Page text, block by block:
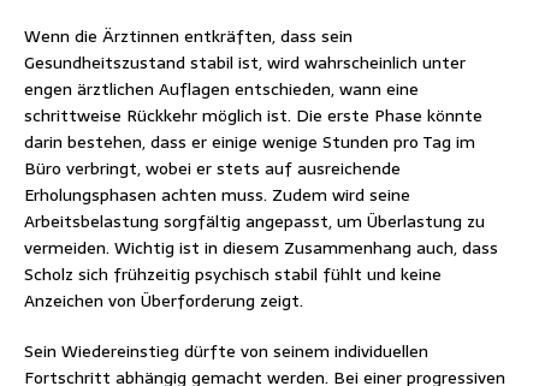
Wenn die Ärztinnen entkräften, dass sein
Gesundheitszustand stabil ist, wird wahrscheinlich unter
engen ärztlichen Auflagen entschieden, wann eine
schrittweise Rückkehr möglich ist. Die erste Phase könnte
darin bestehen, dass er einige wenige Stunden pro Tag im
Büro verbringt, wobei er stets auf ausreichende
Erholungsphasen achten muss. Zudem wird seine
Arbeitsbelastung sorgfältig angepasst, um Überlastung zu
vermeiden. Wichtig ist in diesem Zusammenhang auch, dass
Scholz sich frühzeitig psychisch stabil fühlt und keine
Anzeichen von Überforderung zeigt.
Sein Wiedereinstieg dürfte von seinem individuellen
Fortschritt abhängig gemacht werden. Bei einer progressiven